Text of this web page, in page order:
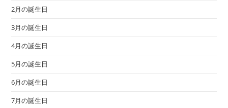
2月の誕生日
3月の誕生日
4月の誕生日
5月の誕生日
6月の誕生日
7月の誕生日